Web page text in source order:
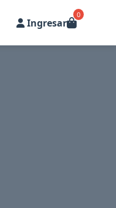
Ingresar
0